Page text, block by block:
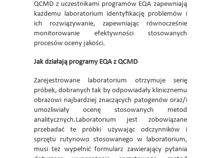
QCMD z uczestnikami programów EQA zapewniają
każdemu laboratorium identyfikację problemów i
ich rozwiązywanie, zapewniając równocześnie
monitorowanie efektywności stosowanych
procesów oceny jakości.
Jak działają programy EQA z QCMD
Zarejestrowane laboratorium otrzymuje serię
próbek, dobranych tak by odpowiadały klinicznemu
obrazowi najbardziej znaczących patogenów oraz/i
umożliwiały ocenę stosowanych metod
analitycznych.Laboratorium jest zobowiązane
przebadać te próbki używając odczynników i
sprzętu rutynowo stosowanego w laboratorium,
musi też wypełnić formularz zawierający pytania